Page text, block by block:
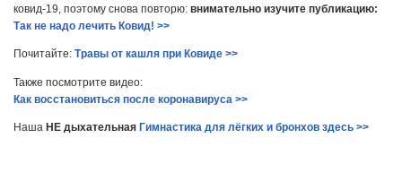
ковид-19, поэтому снова повторю: внимательно изучите публикацию:
Так не надо лечить Ковид! >>
Почитайте: Травы от кашля при Ковиде >>
Также посмотрите видео:
Как восстановиться после коронавируса >>
Наша НЕ дыхательная Гимнастика для лёгких и бронхов здесь >>